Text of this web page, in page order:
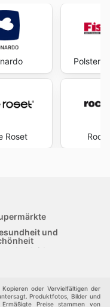
Roset
und
oder Vervielfältigen der
Produktfotos, Bilder und
Preise stammen von